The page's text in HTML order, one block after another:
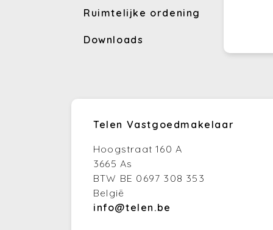
Ruimtelijke ordening
Downloads
Telen Vastgoedmakelaar
Hoogstraat 160 A
3665 As
BTW BE 0697 308 353
België
info@telen.be